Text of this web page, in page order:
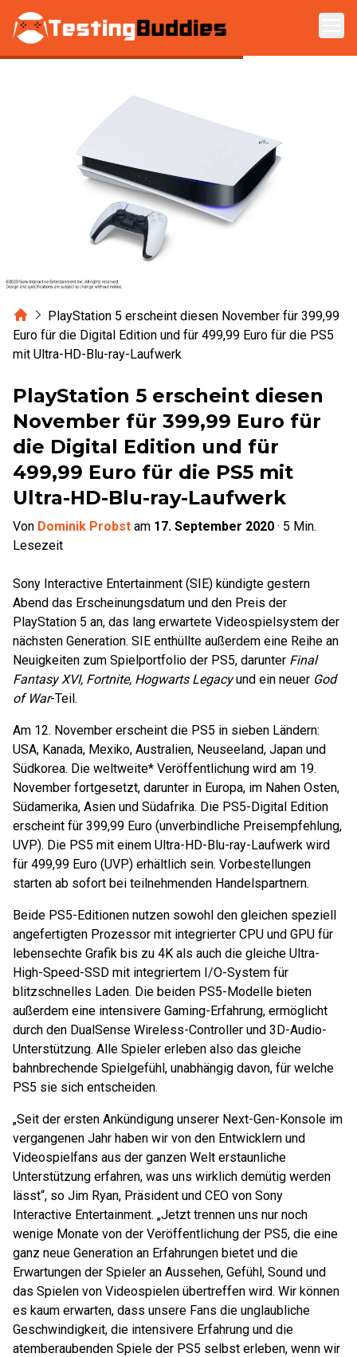
Zum Hauptinhalt springen
HomePlayStation 5 erscheint diesen November für 399,99
Euro für die Digital Edition und für 499,99 Euro für die PS5
mit Ultra-HD-Blu-ray-Laufwerk
PlayStation 5 erscheint diesen
November für 399,99 Euro für
die Digital Edition und für
499,99 Euro für die PS5 mit
Ultra-HD-Blu-ray-Laufwerk
Von Dominik Probst am 17. September 2020 · 5 Min.
Lesezeit
Sony Interactive Entertainment (SIE) kündigte gestern
Abend das Erscheinungsdatum und den Preis der
PlayStation 5 an, das lang erwartete Videospielsystem der
nächsten Generation. SIE enthüllte außerdem eine Reihe an
Neuigkeiten zum Spielportfolio der PS5, darunter Final
Fantasy XVI, Fortnite, Hogwarts Legacyund ein neuer God
of War-Teil.
Am 12. November erscheint die PS5 in sieben Ländern:
USA, Kanada, Mexiko, Australien, Neuseeland, Japan und
Südkorea. Die weltweite* Veröffentlichung wird am 19.
November fortgesetzt, darunter in Europa, im Nahen Osten,
Südamerika, Asien und Südafrika. Die PS5-Digital Edition
erscheint für 399,99 Euro (unverbindliche Preisempfehlung,
UVP). Die PS5 mit einem Ultra-HD-Blu-ray-Laufwerk wird
für 499,99 Euro (UVP) erhältlich sein. Vorbestellungen
starten ab sofort bei teilnehmenden Handelspartnern.
Beide PS5-Editionen nutzen sowohl den gleichen speziell
angefertigten Prozessor mit integrierter CPU und GPU für
lebensechte Grafik bis zu 4K als auch die gleiche Ultra-
High-Speed-SSD mit integriertem I/O-System für
blitzschnelles Laden. Die beiden PS5-Modelle bieten
außerdem eine intensivere Gaming-Erfahrung, ermöglicht
durch den DualSense Wireless-Controller und 3D-Audio-
Unterstützung. Alle Spieler erleben also das gleiche
bahnbrechende Spielgefühl, unabhängig davon, für welche
PS5 sie sich entscheiden.
„Seit der ersten Ankündigung unserer Next-Gen-Konsole im
vergangenen Jahr haben wir von den Entwicklern und
Videospielfans aus der ganzen Welt erstaunliche
Unterstützung erfahren, was uns wirklich demütig werden
lässt“, so Jim Ryan, Präsident und CEO von Sony
Interactive Entertainment. „Jetzt trennen uns nur noch
wenige Monate von der Veröffentlichung der PS5, die eine
ganz neue Generation an Erfahrungen bietet und die
Erwartungen der Spieler an Aussehen, Gefühl, Sound und
das Spielen von Videospielen übertreffen wird. Wir können
es kaum erwarten, dass unsere Fans die unglaubliche
Geschwindigkeit, die intensivere Erfahrung und die
atemberaubenden Spiele der PS5 selbst erleben, wenn wir